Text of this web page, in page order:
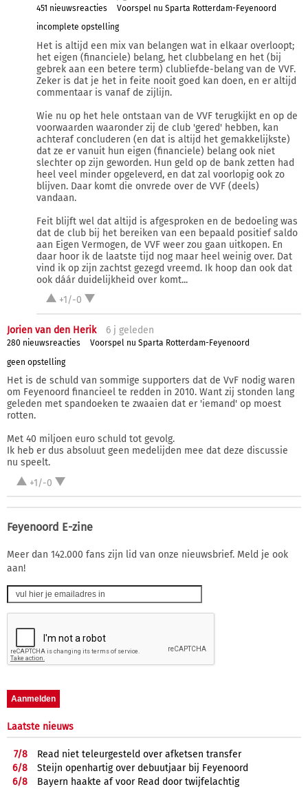
451 nieuwsreacties
Voorspel nu Sparta Rotterdam-Feyenoord
incomplete opstelling
Het is altijd een mix van belangen wat in elkaar overloopt;
het eigen (financiele) belang, het clubbelang en het (bij
gebrek aan een betere term) clubliefde-belang van de VVF.
Zeker is dat je het in feite nooit goed kan doen, en er altijd
commentaar is vanaf de zijlijn.
Wie nu op het hele ontstaan van de VVF terugkijkt en op de
voorwaarden waaronder zij de club 'gered' hebben, kan
achteraf concluderen (en dat is altijd het gemakkelijkste)
dat ze er vanuit hun eigen (financiele) belang ook niet
slechter op zijn geworden. Hun geld op de bank zetten had
heel veel minder opgeleverd, en dat zal voorlopig ook zo
blijven. Daar komt die onvrede over de VVF (deels)
vandaan.
Feit blijft wel dat altijd is afgesproken en de bedoeling was
dat de club bij het bereiken van een bepaald positief saldo
aan Eigen Vermogen, de VVF weer zou gaan uitkopen. En
daar hoor ik de laatste tijd nog maar heel weinig over. Dat
vind ik op zijn zachtst gezegd vreemd. Ik hoop dan ook dat
ook dáár duidelijkheid over komt...
+1/-0
Jorien van den Herik 6 j geleden
280 nieuwsreacties
Voorspel nu Sparta Rotterdam-Feyenoord
geen opstelling
Het is de schuld van sommige supporters dat de VvF nodig waren
om Feyenoord financieel te redden in 2010. Want zij stonden lang
geleden met spandoeken te zwaaien dat er 'iemand' op moest
rotten.
Met 40 miljoen euro schuld tot gevolg.
Ik heb er dus absoluut geen medelijden mee dat deze discussie
nu speelt.
+1/-0
Feyenoord E-zine
Meer dan 142.000 fans zijn lid van onze nieuwsbrief. Meld je ook
aan!
Laatste nieuws
7/8
Read niet teleurgesteld over afketsen transfer
6/8
Steijn openhartig over debuutjaar bij Feyenoord
6/8
Bayern haakte af voor Read door twijfelachtig